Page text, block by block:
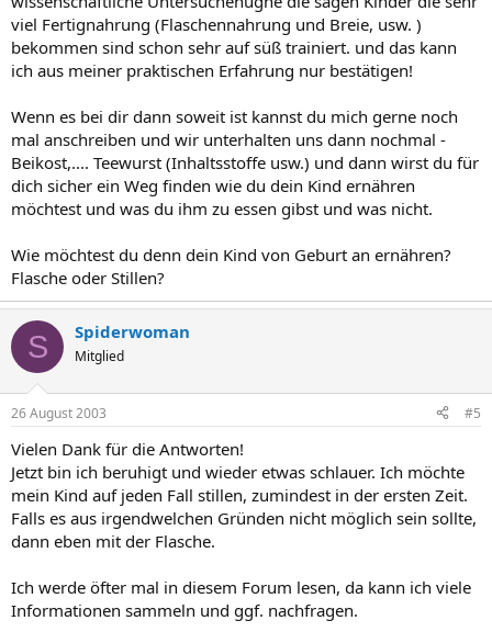
viel Fertignahrung (Flaschennahrung und Breie, usw. )
bekommen sind schon sehr auf süß trainiert. und das kann
ich aus meiner praktischen Erfahrung nur bestätigen!
Wenn es bei dir dann soweit ist kannst du mich gerne noch
mal anschreiben und wir unterhalten uns dann nochmal -
Beikost,.... Teewurst (Inhaltsstoffe usw.) und dann wirst du für
dich sicher ein Weg finden wie du dein Kind ernähren
möchtest und was du ihm zu essen gibst und was nicht.
Wie möchtest du denn dein Kind von Geburt an ernähren?
Flasche oder Stillen?
S Spiderwoman
Mitglied
26 August 2003 #5
Vielen Dank für die Antworten!
Jetzt bin ich beruhigt und wieder etwas schlauer. Ich möchte
mein Kind auf jeden Fall stillen, zumindest in der ersten Zeit.
Falls es aus irgendwelchen Gründen nicht möglich sein sollte,
dann eben mit der Flasche.
Ich werde öfter mal in diesem Forum lesen, da kann ich viele
Informationen sammeln und ggf. nachfragen.